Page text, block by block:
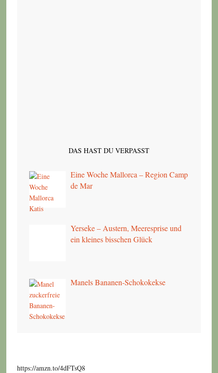
DAS HAST DU VERPASST
Eine Woche Mallorca – Region Camp
de Mar
Yerseke – Austern, Meeresprise und
ein kleines bisschen Glück
Manels Bananen-Schokokekse
https://amzn.to/4dFTsQ8